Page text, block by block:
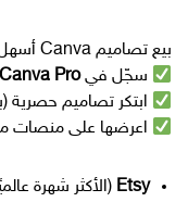
بيع تصاميم Canva أسهل مما تتصور:
سجّل فيCanva Pro
ابتكر تصاميم حصرية
اعرضها على منصات
Etsy (الأكثر شهرة